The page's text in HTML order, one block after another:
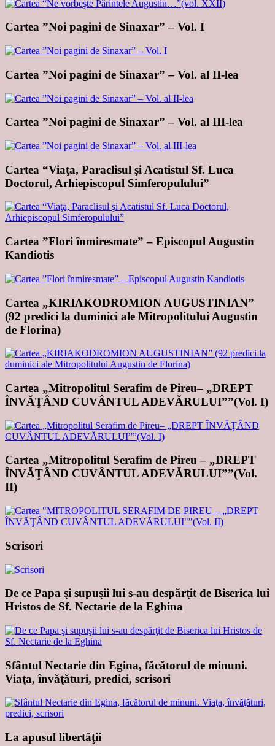
Cartea ”Noi pagini de Sinaxar” – Vol. I
Cartea ”Noi pagini de Sinaxar” – Vol. al II-lea
Cartea ”Noi pagini de Sinaxar” – Vol. al III-lea
Cartea “Viaţa, Paraclisul şi Acatistul Sf. Luca
Doctorul, Arhiepiscopul Simferopulului”
Cartea ”Flori înmiresmate” – Episcopul Augustin
Kandiotis
Cartea „KIRIAKODROMION AUGUSTINIAN”
(92 predici la duminici ale Mitropolitului Augustin
de Florina)
Cartea „Mitropolitul Serafim de Pireu– „DREPT
ÎNVĂŢÂND CUVÂNTUL ADEVĂRULUI””(Vol. I)
Cartea „Mitropolitul Serafim de Pireu – „DREPT
ÎNVĂŢÂND CUVÂNTUL ADEVĂRULUI””(Vol.
II)
Scrisori
De ce Papa şi supuşii lui s-au despărţit de Biserica lui
Hristos de Sf. Nectarie de la Eghina
Sfântul Nectarie din Egina, făcătorul de minuni.
Viaţa, învăţături, predici, scrisori
La apusul libertăţii